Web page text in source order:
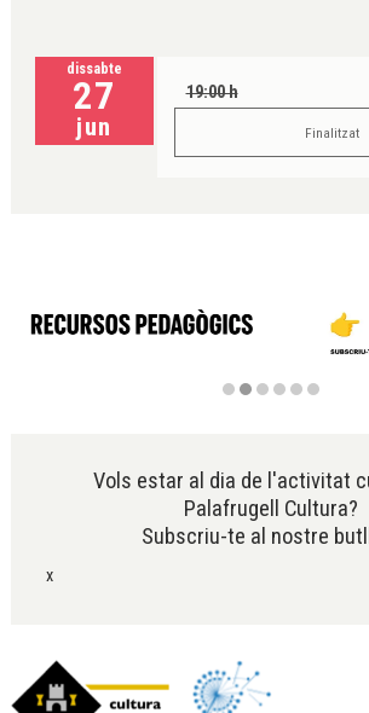
dissabte
27
jun
19:00 h
Finalitzat
Vols estar al dia de l'activitat
Palafrugell Cultura?
Subscriu-te al nostre
x